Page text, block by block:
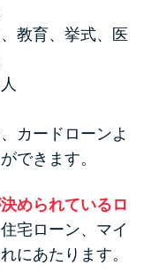
教育、挙式、医
カードローンよ
できます。
められているロ
宅ローン、マイ
にあたります。